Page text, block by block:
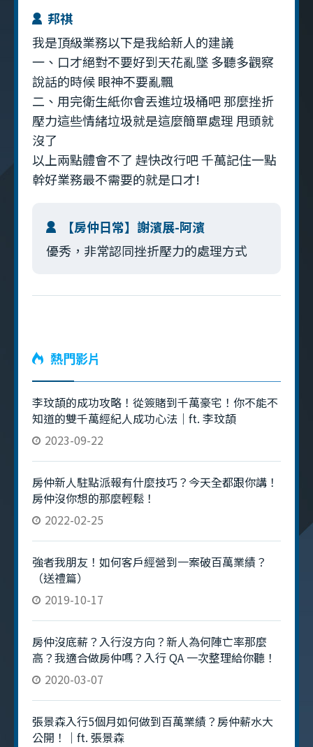
邦祺
我是頂級業務以下是我給新人的建議
一、口才絕對不要好到天花亂墜 多聽多觀察
說話的時候 眼神不要亂飄
二、用完衛生紙你會丟進垃圾桶吧 那麼挫折
壓力這些情緒垃圾就是這麼簡單處理 甩頭就
沒了
以上兩點體會不了 趕快改行吧 千萬記住一點
幹好業務最不需要的就是口才!
【房仲日常】謝濱展-阿濱
優秀，非常認同挫折壓力的處理方式
熱門影片
李玟頡的成功攻略！從簽賭到千萬豪宅！你不能不
知道的雙千萬經紀人成功心法｜ft. 李玟頡
2023-09-22
房仲新人駐點派報有什麼技巧？今天全都跟你講！
房仲沒你想的那麼輕鬆！
2022-02-25
強者我朋友！如何客戶經營到一案破百萬業績？
（送禮篇）
2019-10-17
房仲沒底薪？入行沒方向？新人為何陣亡率那麼
高？我適合做房仲嗎？入行 QA 一次整理給你聽！
2020-03-07
張景森入行5個月如何做到百萬業績？房仲薪水大
公開！｜ft. 張景森